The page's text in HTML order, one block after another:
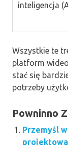
inteligencja
Wszystkie te
platform
stać się
potrzeby
Powninno
Przemyśl